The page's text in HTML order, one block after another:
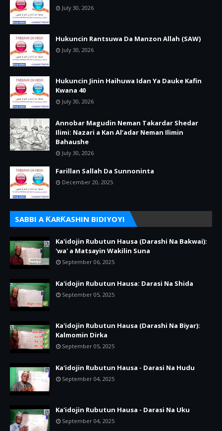
July 30, 2026
Hukuncin Rantsuwa Da Manzon Allah (SAW)
July 30, 2026
Hukuncin Jinin Haihuwa Idan Ya Dauke Kafin
Kwana 40
July 30, 2026
Annobar Magudin Neman Takardar Shedar
Ilimi: Nazari a Kan Al’adar Neman Ilimin
Bahaushe
July 30, 2026
Farillan Sallah Da Sunnoninta
December 20, 2025
SABBI A ƘARƘASHIN BIDIYOYI
Ka'idojin Rubutun Hausa (Darashi Na Bakwai):
'wa' a Matsayin Wakilin Suna
September 06, 2025
Ka'idojin Rubutun Hausa: Darasi Na Shida
September 05, 2025
Ka'idojin Rubutun Hausa (Darashi Na Biyar):
Kalmomin Dirka
September 05, 2025
Ka'idojin Rubutun Hausa - Darasi Na Hudu
September 04, 2025
Ka'idojin Rubutun Hausa - Darasi Na Uku
September 04, 2025